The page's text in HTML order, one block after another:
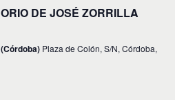
DE JOSÉ ZORRILLA
Plaza de Colón, S/N, Córdoba,